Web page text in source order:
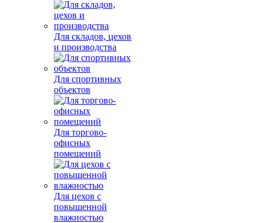
Для складов, цехов
и производства
Для спортивных
объектов
Для торгово-
офисных
помещений
Для цехов с
повышенной
влажностью